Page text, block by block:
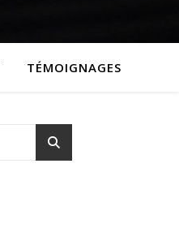
TÉMOIGNAGES